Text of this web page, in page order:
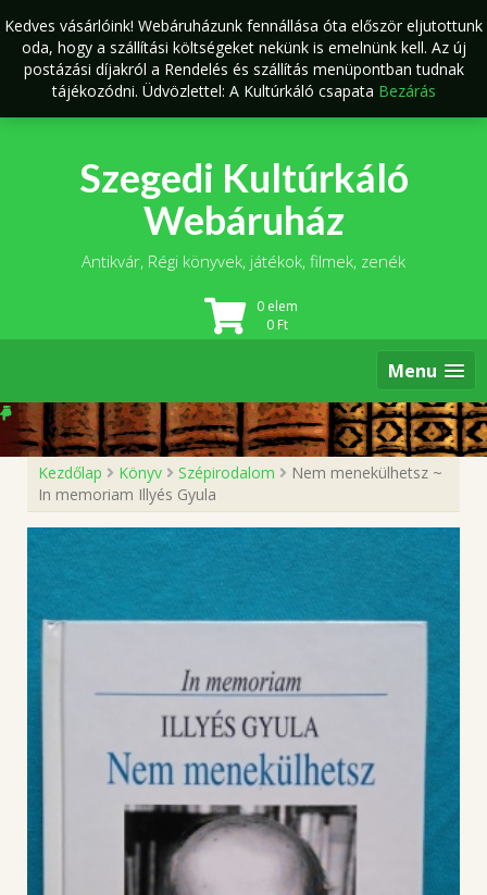
to
content
Szegedi Kultúrkáló
Webáruház
Antikvár, Régi könyvek, játékok, filmek, zenék
0 elem
0 Ft
Menu
Kezdőlap Könyv Szépirodalom
Nem menekülhetsz ~
In memoriam Illyés Gyula
Kedves vásárlóink! Webáruházunk fennállása óta először eljutottunk
oda, hogy a szállítási költségeket nekünk is emelnünk kell. Az új
postázási díjakról a Rendelés és szállítás menüpontban tudnak
tájékozódni. Üdvözlettel: A Kultúrkáló csapata Bezárás